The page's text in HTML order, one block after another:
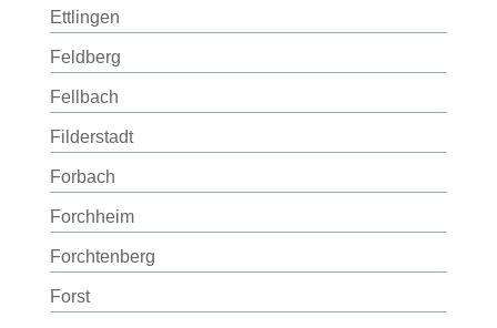
Ettlingen
Feldberg
Fellbach
Filderstadt
Forbach
Forchheim
Forchtenberg
Forst